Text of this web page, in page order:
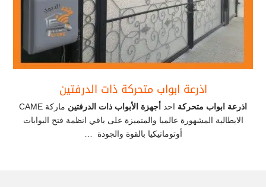
اذرعة ابواب متحركة ذات الدرفتين
اذرعة ابواب متحركة احد أجهزة الأبواب ذات الدرفتين
ماركة CAME
الايطالية المشهورة عالميا والمتميزة على باقي انظمة فتح البوابات
أوتوماتيكيا بالقوة والجودة …